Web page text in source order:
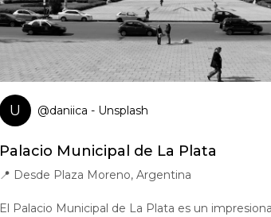
U @daniica - Unsplash
Palacio Municipal de La Plata
📍 Desde Plaza Moreno, Argentina
El Palacio Municipal de La Plata es un